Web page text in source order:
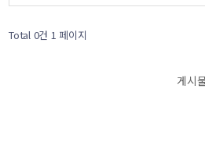
Total 0건 1 페이지
게시